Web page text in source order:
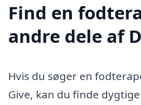
Find en
andre dele af
Hvis du søger en
Give, kan du finde